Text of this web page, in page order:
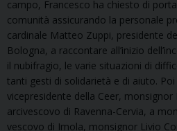
campo, Francesco ha chiesto di
comunità assicurando la personale
cardinale Matteo Zuppi, presidente
Bologna, a raccontare all’inizio
il nubifragio, le varie situazioni di
tanti gesti di solidarietà e di aiuto.
vicepresidente della Ceer, monsignor
arcivescovo di Ravenna-Cervia, a
vescovo di Imola, monsignor Livio